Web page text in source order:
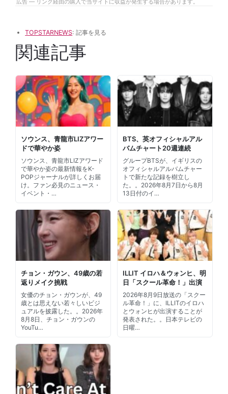
広告 — リンク経由の購入で当サイトに収益が発生する場合があります。
TOPSTARNEWS: 記事を見る
関連記事
ソウンス、青龍市LIZアワー
ドで華やか姿
ソウンス、青龍市LIZアワード
で華やか姿の最新情報をK-
POPジャーナルが詳しくお届
け。ファン必見のニュース・
イベント・…
BTS、英オフィシャルアル
バムチャート20週連続
グループBTSが、イギリスの
オフィシャルアルバムチャー
トで新たな記録を樹立し
た。。2026年8月7日から8月
13日付のイ…
チョン・ガウン、49歳の若
返りメイク挑戦
女優のチョン・ガウンが、49
歳とは思えない若々しいビジ
ュアルを披露した。。2026年
8月8日、チョン・ガウンの
YouTu…
ILLIT イロハ＆ウォンヒ、明
日「スクール革命！」出演
2026年8月9日放送の「スクー
ル革命！」に、ILLITのイロハ
とウォンヒが出演することが
発表された。。日本テレビの
日曜…